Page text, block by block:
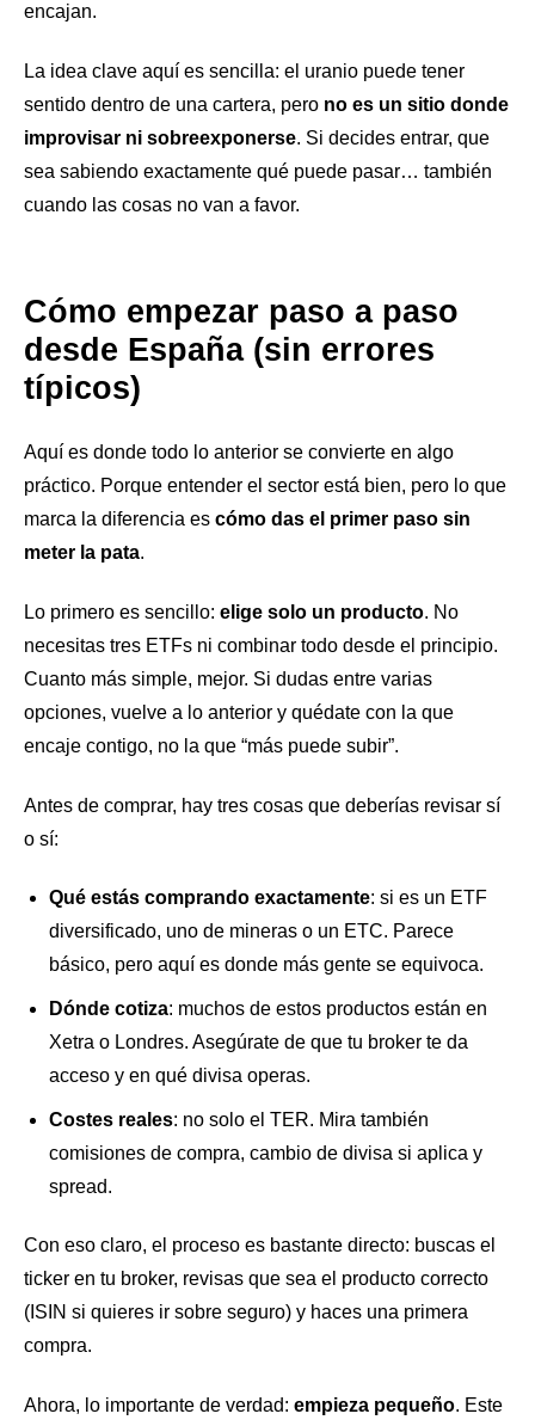
encajan.
La idea clave aquí es sencilla: el uranio puede tener
sentido dentro de una cartera, pero no es un sitio donde
improvisar ni sobreexponerse. Si decides entrar, que
sea sabiendo exactamente qué puede pasar… también
cuando las cosas no van a favor.
Cómo empezar paso a paso
desde España (sin errores
típicos)
Aquí es donde todo lo anterior se convierte en algo
práctico. Porque entender el sector está bien, pero lo que
marca la diferencia es cómo das el primer paso sin
meter la pata.
Lo primero es sencillo: elige solo un producto. No
necesitas tres ETFs ni combinar todo desde el principio.
Cuanto más simple, mejor. Si dudas entre varias
opciones, vuelve a lo anterior y quédate con la que
encaje contigo, no la que “más puede subir”.
Antes de comprar, hay tres cosas que deberías revisar sí
o sí:
Qué estás comprando exactamente: si es un ETF
diversificado, uno de mineras o un ETC. Parece
básico, pero aquí es donde más gente se equivoca.
Dónde cotiza: muchos de estos productos están en
Xetra o Londres. Asegúrate de que tu broker te da
acceso y en qué divisa operas.
Costes reales: no solo el TER. Mira también
comisiones de compra, cambio de divisa si aplica y
spread.
Con eso claro, el proceso es bastante directo: buscas el
ticker en tu broker, revisas que sea el producto correcto
(ISIN si quieres ir sobre seguro) y haces una primera
compra.
Ahora, lo importante de verdad: empieza pequeño. Este